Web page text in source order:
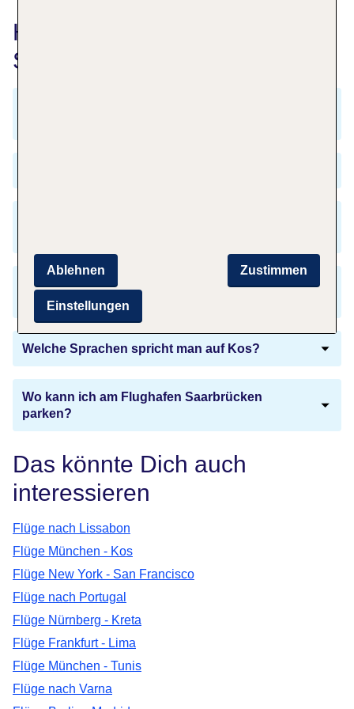
Häufig gestellte Fragen zu
Saarbrücken nach Kos
Brauche ich für den Flug nach Kos einen
Reisepass?
Welche Sprachen spricht man auf Kos?
Wo kann ich am Flughafen Saarbrücken
parken?
Das könnte Dich auch
interessieren
Flüge nach Lissabon
Flüge München - Kos
Flüge New York - San Francisco
Flüge nach Portugal
Flüge Nürnberg - Kreta
Flüge Frankfurt - Lima
Flüge München - Tunis
Flüge nach Varna
Zustimmen
Ablehnen
Einstellungen